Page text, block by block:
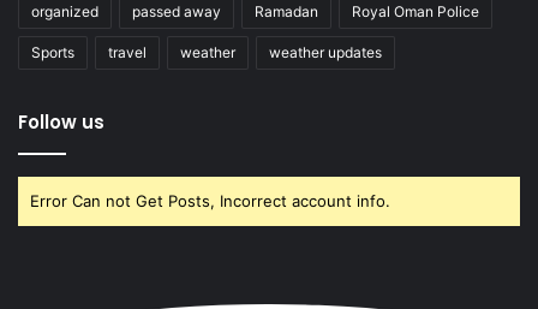
organized passed away Ramadan Royal Oman Police
Sports travel weather weather updates
Follow us
Error Can not Get Posts, Incorrect account info.